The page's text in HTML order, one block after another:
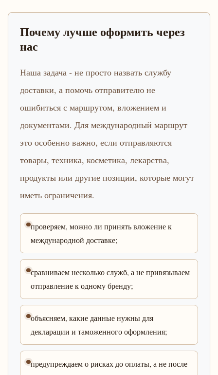
Почему лучше оформить через
нас
Наша задача - не просто назвать службу
доставки, а помочь отправителю не
ошибиться с маршрутом, вложением и
документами. Для международный маршрут
это особенно важно, если отправляются
товары, техника, косметика, лекарства,
продукты или другие позиции, которые могут
иметь ограничения.
проверяем, можно ли принять вложение к
международной доставке;
сравниваем несколько служб, а не привязываем
отправление к одному бренду;
объясняем, какие данные нужны для
декларации и таможенного оформления;
предупреждаем о рисках до оплаты, а не после